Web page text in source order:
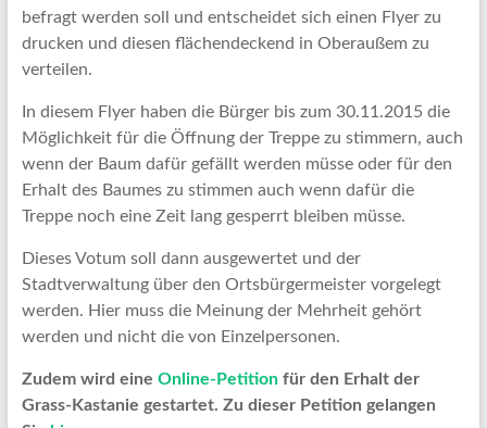
befragt werden soll und entscheidet sich einen Flyer zu
drucken und diesen flächendeckend in Oberaußem zu
verteilen.
In diesem Flyer haben die Bürger bis zum 30.11.2015 die
Möglichkeit für die Öffnung der Treppe zu stimmern, auch
wenn der Baum dafür gefällt werden müsse oder für den
Erhalt des Baumes zu stimmen auch wenn dafür die
Treppe noch eine Zeit lang gesperrt bleiben müsse.
Dieses Votum soll dann ausgewertet und der
Stadtverwaltung über den Ortsbürgermeister vorgelegt
werden. Hier muss die Meinung der Mehrheit gehört
werden und nicht die von Einzelpersonen.
Zudem wird eine Online-Petition für den Erhalt der
Grass-Kastanie gestartet. Zu dieser Petition gelangen